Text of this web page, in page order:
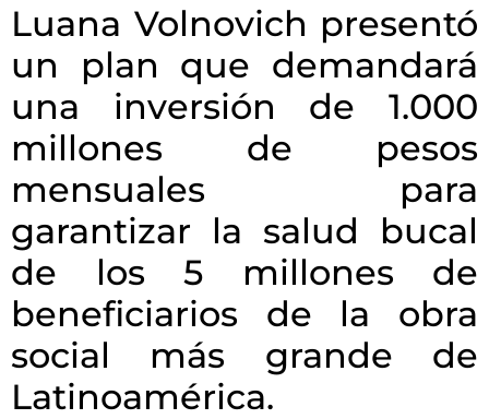
Luana Volnovich presentó
un plan que demandará
una inversión de 1.000
millones de pesos
mensuales para
garantizar la salud bucal
de los 5 millones de
beneficiarios de la obra
social más grande de
Latinoamérica.